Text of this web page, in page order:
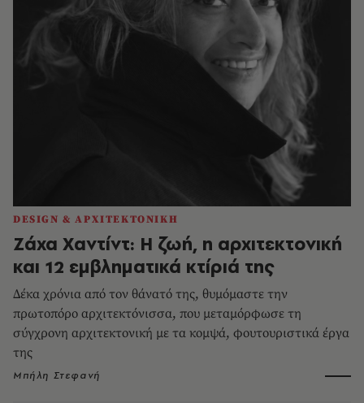
DESIGN & ΑΡΧΙΤΕΚΤΟΝΙΚΗ
Ζάχα Χαντίντ: Η ζωή, η αρχιτεκτονική
και 12 εμβληματικά κτίριά της
Δέκα χρόνια από τον θάνατό της, θυμόμαστε την
πρωτοπόρο αρχιτεκτόνισσα, που μεταμόρφωσε τη
σύγχρονη αρχιτεκτονική με τα κομψά, φουτουριστικά έργα
της
Μπήλη Στεφανή